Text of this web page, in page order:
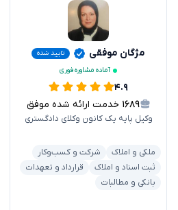
مژگان موفقی
تایید شده
آماده مشاوره فوری
۴.۹
۱۶۸۹ خدمت ارائه شده موفق
وکیل پایه یک کانون وکلای دادگستری
ملکی و املاک
شرکت و کسب‌وکار
ثبت اسناد و املاک
قرارداد و تعهدات
بانکی و مطالبات